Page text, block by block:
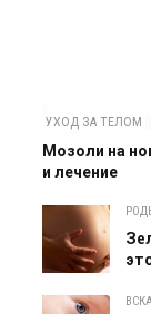
УХОД ЗА ТЕЛОМ
Мозоли на
и лечение